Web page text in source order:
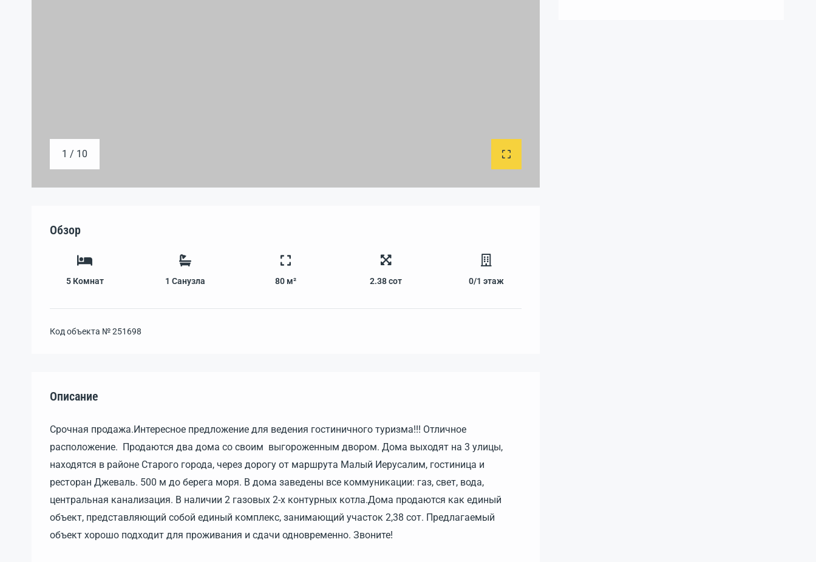
1 / 10
Обзор
5 Комнат 1 Санузла 80 м² 2.38сот 0/1 этаж
Код объекта №251698
Описание
Срочная продажа.Интересное предложение для ведения гостиничного туризма!!! Отличное
расположение. Продаются два дома со своим выгороженным двором. Дома выходят на 3 улицы,
находятся в районе Старого города, через дорогу от маршрута Малый Иерусалим, гостиница и
ресторан Джеваль. 500 м до берега моря. В дома заведены все коммуникации: газ, свет, вода,
центральная канализация. В наличии 2 газовых 2-х контурных котла.Дома продаются как единый
объект, представляющий собой единый комплекс, занимающий участок 2,38 сот. Предлагаемый
объект хорошо подходит для проживания и сдачи одновременно. Звоните!